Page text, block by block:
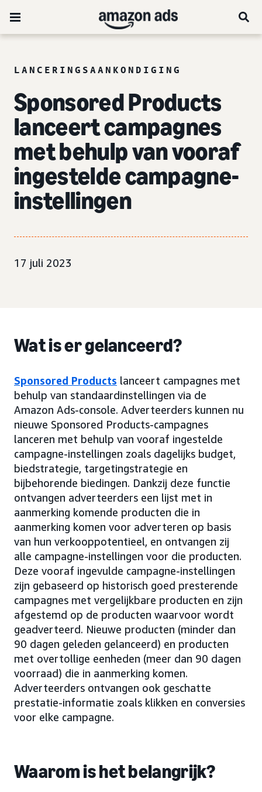
LANCERINGSAANKONDIGING
Sponsored Products
lanceert campagnes
met behulp van vooraf
ingestelde campagne-
instellingen
17 juli 2023
Wat is er gelanceerd?
Sponsored Products lanceert campagnes met
behulp van standaardinstellingen via de
Amazon Ads-console. Adverteerders kunnen nu
nieuwe Sponsored Products-campagnes
lanceren met behulp van vooraf ingestelde
campagne-instellingen zoals dagelijks budget,
biedstrategie, targetingstrategie en
bijbehorende biedingen. Dankzij deze functie
ontvangen adverteerders een lijst met in
aanmerking komende producten die in
aanmerking komen voor adverteren op basis
van hun verkooppotentieel, en ontvangen zij
alle campagne-instellingen voor die producten.
Deze vooraf ingevulde campagne-instellingen
zijn gebaseerd op historisch goed presterende
campagnes met vergelijkbare producten en zijn
afgestemd op de producten waarvoor wordt
geadverteerd. Nieuwe producten (minder dan
90 dagen geleden gelanceerd) en producten
met overtollige eenheden (meer dan 90 dagen
voorraad) die in aanmerking komen.
Adverteerders ontvangen ook geschatte
prestatie-informatie zoals klikken en conversies
voor elke campagne.
Waarom is het belangrijk?